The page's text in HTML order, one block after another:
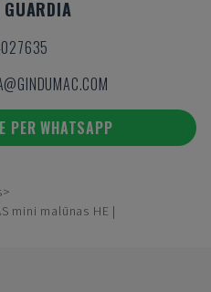
GUARDIA
PER WHATSAPP
mini malūnas HE |